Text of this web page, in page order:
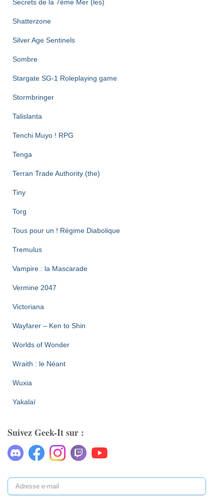
Secrets de la 7ème Mer (les)
Shatterzone
Silver Age Sentinels
Sombre
Stargate SG-1 Roleplaying game
Stormbringer
Talislanta
Tenchi Muyo ! RPG
Tenga
Terran Trade Authority (the)
Tiny
Torg
Tous pour un ! Régime Diabolique
Tremulus
Vampire : la Mascarade
Vermine 2047
Victoriana
Wayfarer – Ken to Shin
Worlds of Wonder
Wraith : le Néant
Wuxia
Yakalaï
Suivez Geek-It sur :